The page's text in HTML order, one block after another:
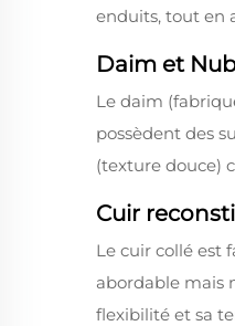
enduits, tout en
Daim et
Le daim
possèdent des
(texture douce)
Cuir
Le cuir collé est
abordable mais
flexibilité et sa